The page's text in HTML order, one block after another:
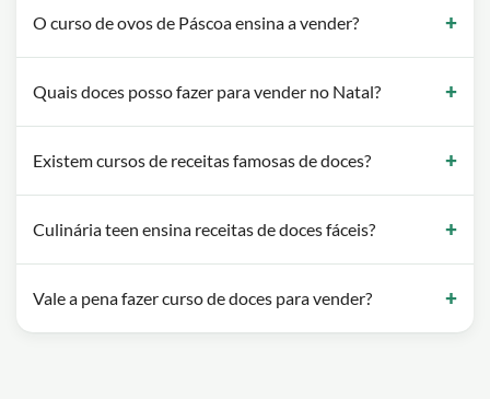
O curso de ovos de Páscoa ensina a vender?
Quais doces posso fazer para vender no Natal?
Existem cursos de receitas famosas de doces?
Culinária teen ensina receitas de doces fáceis?
Vale a pena fazer curso de doces para vender?